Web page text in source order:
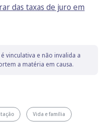
das taxas de juro em
vinculativa e não invalida a
a matéria em causa.
Vida e família